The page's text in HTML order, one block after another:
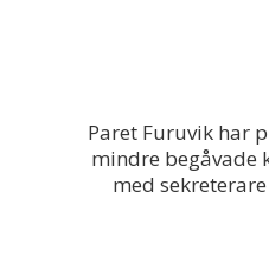
Paret Furuvik har
mindre begåvade
med